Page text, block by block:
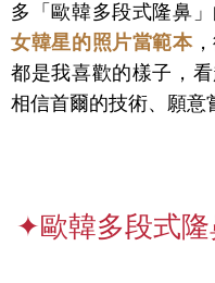
多「歐韓多段式隆鼻
女韓星的照片當範本
都是我喜歡的樣子，
相信首爾的技術、願意
✦歐韓多段式隆